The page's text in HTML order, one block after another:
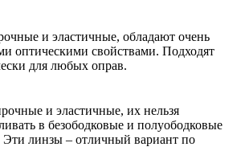
и эластичные, обладают очень
оптическими свойствами. Подходят
для любых оправ.
и эластичные, их нельзя
в безободковые и полуободковые
линзы – отличный вариант по